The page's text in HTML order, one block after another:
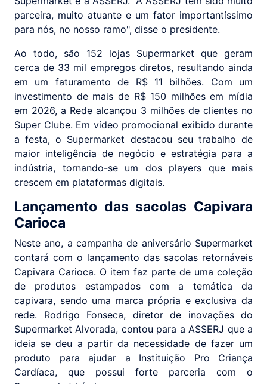
parceira, muito atuante e um fator importantíssimo
para nós, no nosso ramo", disse o presidente.
Ao todo, são 152 lojas Supermarket que geram
cerca de 33 mil empregos diretos, resultando ainda
em um faturamento de R$ 11 bilhões. Com um
investimento de mais de R$ 150 milhões em mídia
em 2026, a Rede alcançou 3 milhões de clientes no
Super Clube. Em vídeo promocional exibido durante
a festa, o Supermarket destacou seu trabalho de
maior inteligência de negócio e estratégia para a
indústria, tornando-se um dos players que mais
crescem em plataformas digitais.
Lançamento das sacolas Capivara
Carioca
Neste ano, a campanha de aniversário Supermarket
contará com o lançamento das sacolas retornáveis
Capivara Carioca. O item faz parte de uma coleção
de produtos estampados com a temática da
capivara, sendo uma marca própria e exclusiva da
rede. Rodrigo Fonseca, diretor de inovações do
Supermarket Alvorada, contou para a ASSERJ que a
ideia se deu a partir da necessidade de fazer um
produto para ajudar a Instituição Pro Criança
Cardíaca, que possui forte parceria com o